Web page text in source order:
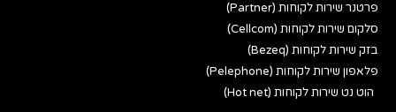
פרטנר שירות לקוחות (Partner)
סלקום שירות לקוחות (Cellcom)
בזק שירות לקוחות (Bezeq)
פלאפון שירות לקוחות (Pelephone)
הוט נט שירות לקוחות (Hot net)